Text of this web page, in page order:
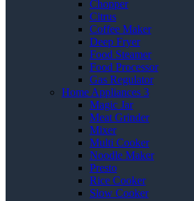
Chopper
Citrus
Coffee Maker
Deep Fryer
Food Steamer
Food Processor
Gas Regulator
Home Appliances 3
Magic Jar
Meat Grinder
Mixer
Multi Cooker
Noodle Maker
Presto
Rice Cooker
Slow Cooker